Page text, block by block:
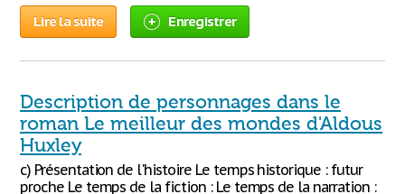
Lire la suite Enregistrer
Description de personnages dans le
roman Le meilleur des mondes d'Aldous
Huxley
c) Présentation de l'histoire Le temps historique : futur
proche Le temps de la fiction : Le temps de la narration :